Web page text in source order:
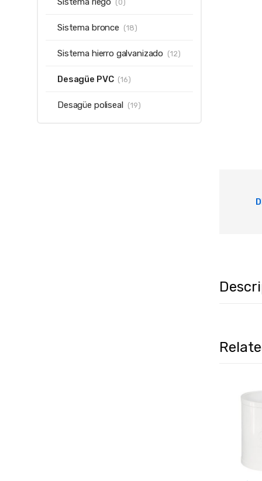
(0)
Sistema bronce (18)
Sistema hierro galvanizado (12)
Desagüe PVC (16)
Desagüe poliseal (19)